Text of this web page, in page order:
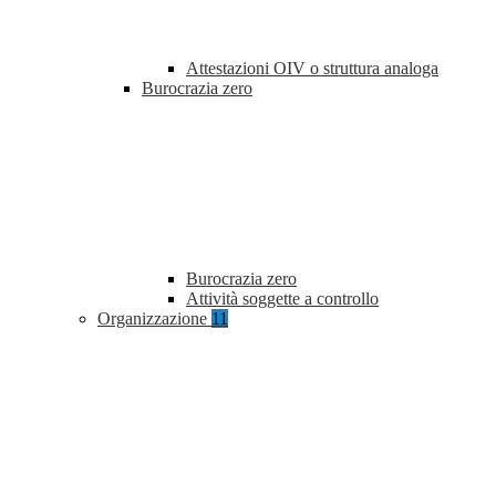
Attestazioni OIV o struttura analoga
Burocrazia zero
Burocrazia zero
Attività soggette a controllo
Organizzazione 11